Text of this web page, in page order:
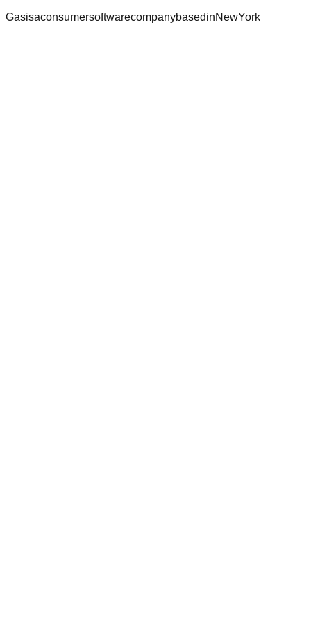
GasisaconsumersoftwarecompanybasedinNewYork